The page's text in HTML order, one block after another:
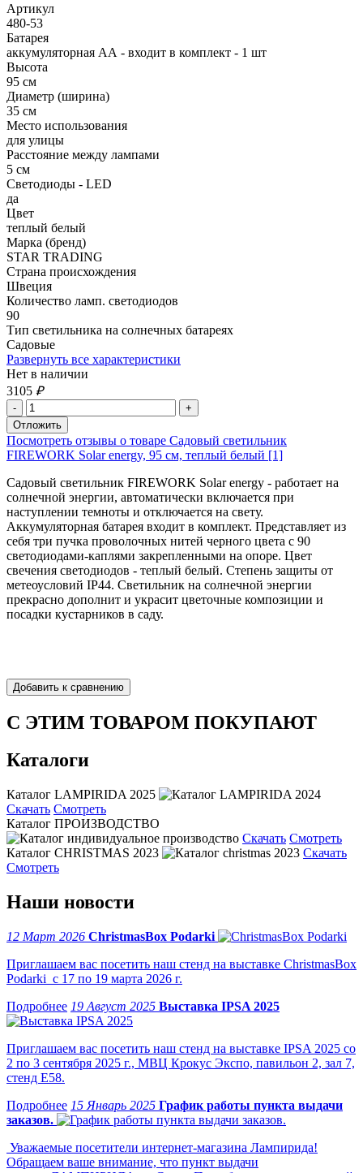
Артикул
480-53
Батарея
аккумуляторная АА - входит в комплект - 1 шт
Высота
95 см
Диаметр (ширина)
35 см
Место использования
для улицы
Расстояние между лампами
5 см
Светодиоды - LED
да
Цвет
теплый белый
Марка (бренд)
STAR TRADING
Страна происхождения
Швеция
Количество ламп. светодиодов
90
Тип светильника на солнечных батареях
Садовые
Развернуть все характеристики
Нет в наличии
3105 ₽
Посмотреть отзывы о товаре Садовый светильник
FIREWORK Solar energy, 95 см, теплый белый [1]
Садовый светильник FIREWORK Solar energy - работает на
солнечной энергии, автоматически включается при
наступлении темноты и отключается на свету.
Аккумуляторная батарея входит в комплект. Представляет из
себя три пучка проволочных нитей черного цвета с 90
светодиодами-каплями закрепленными на опоре. Цвет
свечения светодиодов - теплый белый. Степень защиты от
метеоусловий IP44. Светильник на солнечной энергии
прекрасно дополнит и украсит цветочные композиции и
посадки кустарников в саду.
С ЭТИМ ТОВАРОМ ПОКУПАЮТ
Каталоги
Каталог LAMPIRIDA 2025
Скачать Смотреть
Каталог ПРОИЗВОДСТВО
Скачать Смотреть
Каталог CHRISTMAS 2023
Скачать
Смотреть
Наши новости
12 Март 2026 ChristmasBox Podarki
Приглашаем вас посетить наш стенд на выставке ChristmasBox
Podarki с 17 по 19 марта 2026 г.
19 Август 2025 Выставка IPSA 2025
Приглашаем вас посетить наш стенд на выставке IPSA 2025 со
2 по 3 сентября 2025 г., МВЦ Крокус Экспо, павильон 2, зал 7,
стенд Е58.
15 Январь 2025 График работы пункта выдачи
заказов.
Уважаемые посетители интернет-магазина Лампирида!
Обращаем ваше внимание, что пункт выдачи